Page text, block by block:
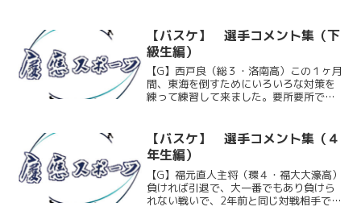
【バスケ】 選手コメント集（下
級生編）
【G】西戸良（総３・洛南高）この１ヶ月
間、東海を倒すためにいろいろな対策を
練って練習して来ました。要所要所では
いく東海のうまさがあって勝ちきれずと
ても悔しい試合でした。...
【バスケ】 選手コメント集（４
年生編）
【G】福元直人主将（環４・福大大濠高）
負ければ引退で、大一番でもあり負けら
れない戦いで、2年前と同じ対戦相手で、